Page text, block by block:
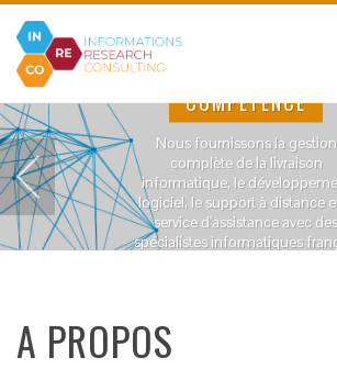
COMPÉTENCE
Nous fournissons la gestion
complète de la livraison
informatique, le
logiciel, le support à distance
service d'assistance avec des
spécialistes informatiques
CHAQUE GRAND RÊVE
IDÉE
A PROPOS